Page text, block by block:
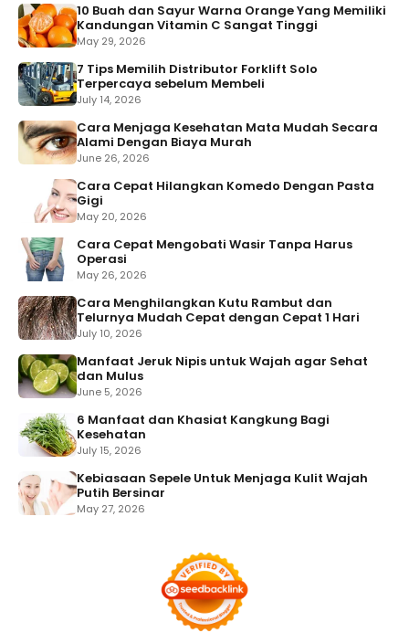
10 Buah dan Sayur Warna Orange Yang Memiliki
Kandungan Vitamin C Sangat Tinggi
May 29, 2026
7 Tips Memilih Distributor Forklift Solo
Terpercaya sebelum Membeli
July 14, 2026
Cara Menjaga Kesehatan Mata Mudah Secara
Alami Dengan Biaya Murah
June 26, 2026
Cara Cepat Hilangkan Komedo Dengan Pasta
Gigi
May 20, 2026
Cara Cepat Mengobati Wasir Tanpa Harus
Operasi
May 26, 2026
Cara Menghilangkan Kutu Rambut dan
Telurnya Mudah Cepat dengan Cepat 1 Hari
July 10, 2026
Manfaat Jeruk Nipis untuk Wajah agar Sehat
dan Mulus
June 5, 2026
6 Manfaat dan Khasiat Kangkung Bagi
Kesehatan
July 15, 2026
Kebiasaan Sepele Untuk Menjaga Kulit Wajah
Putih Bersinar
May 27, 2026